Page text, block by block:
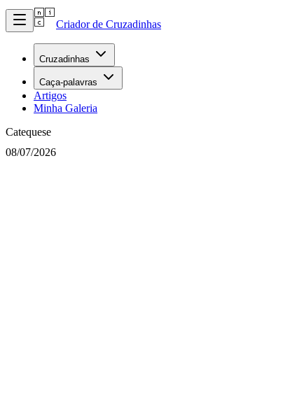
Criador de Cruzadinhas
Cruzadinhas
Caça-palavras
Artigos
Minha Galeria
Catequese
08/07/2026